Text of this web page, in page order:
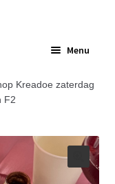
Menu
Kreadoe zaterdag
F2